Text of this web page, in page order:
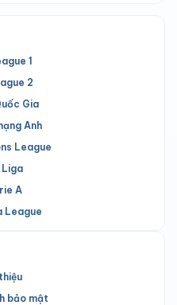
1
2
Gia
Anh
League
Liga
A
League
bảo mật